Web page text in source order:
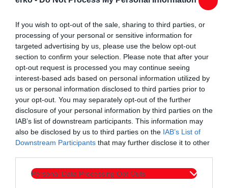
If you wish to opt-out of the sale, sharing to third parties, or
processing of your personal or sensitive information for
targeted advertising by us, please use the below opt-out
section to confirm your selection. Please note that after your
opt-out request is processed you may continue seeing
interest-based ads based on personal information utilized by
us or personal information disclosed to third parties prior to
your opt-out. You may separately opt-out of the further
disclosure of your personal information by third parties on the
IAB’s list of downstream participants. This information may
also be disclosed by us to third parties on the IAB’s List of
Downstream Participants that may further disclose it to other
Personal Data Processing Opt Outs